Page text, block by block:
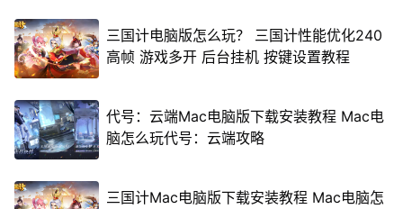
三国计电脑版怎么玩？ 三国计性能优化240
高帧 游戏多开 后台挂机 按键设置教程
代号：云端Mac电脑版下载安装教程 Mac电
脑怎么玩代号：云端攻略
三国计Mac电脑版下载安装教程 Mac电脑怎